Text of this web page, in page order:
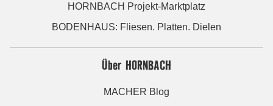
HORNBACH Projekt-Marktplatz
BODENHAUS: Fliesen. Platten. Dielen
Über HORNBACH
MACHER Blog